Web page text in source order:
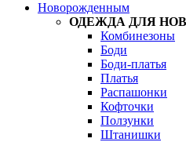
Новорожденным
ОДЕЖДА ДЛЯ
Комбинезоны
Боди
Боди-платья
Платья
Распашонки
Кофточки
Ползунки
Штанишки